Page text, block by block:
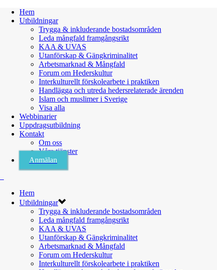
Hem
Utbildningar
Trygga & inkluderande bostadsområden
Leda mångfald framgångsrikt
KAA & UVAS
Utanförskap & Gängkriminalitet
Arbetsmarknad & Mångfald
Forum om Hederskultur
Interkulturellt förskolearbete i praktiken
Handlägga och utreda hedersrelaterade ärenden
Islam och muslimer i Sverige
Visa alla
Webbinarier
Uppdragsutbildning
Kontakt
Om oss
Våra tjänster
Anmälan
Hem
Utbildningar
Trygga & inkluderande bostadsområden
Leda mångfald framgångsrikt
KAA & UVAS
Utanförskap & Gängkriminalitet
Arbetsmarknad & Mångfald
Forum om Hederskultur
Interkulturellt förskolearbete i praktiken